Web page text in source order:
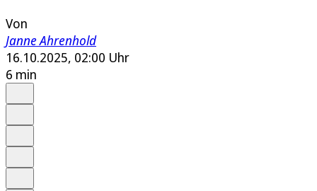
Von
Janne Ahrenhold
16.10.2025, 02:00 Uhr
6 min